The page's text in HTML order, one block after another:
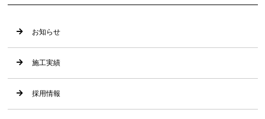
お知らせ
施工実績
採用情報